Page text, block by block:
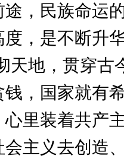
，民族命运
，是不断升
天地，贯穿古
，国家就有
里装着共产
主义去创造